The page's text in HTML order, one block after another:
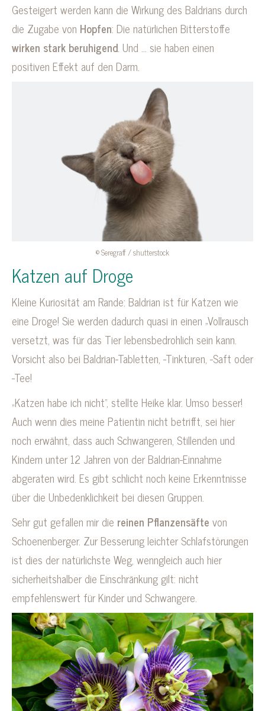
Gesteigert werden kann die Wirkung des Baldrians durch
die Zugabe von Hopfen: Die natürlichen Bitterstoffe
wirken stark beruhigend. Und … sie haben einen
positiven Effekt auf den Darm.
© Seregraff / shutterstock
Katzen auf Droge
Kleine Kuriosität am Rande: Baldrian ist für Katzen wie
eine Droge! Sie werden dadurch quasi in einen „Vollrausch
versetzt, was für das Tier lebensbedrohlich sein kann.
Vorsicht also bei Baldrian-Tabletten, -Tinkturen, -Saft oder
-Tee!
„Katzen habe ich nicht“, stellte Heike klar. Umso besser!
Auch wenn dies meine Patientin nicht betrifft, sei hier
noch erwähnt, dass auch Schwangeren, Stillenden und
Kindern unter 12 Jahren von der Baldrian-Einnahme
abgeraten wird. Es gibt schlicht noch keine Erkenntnisse
über die Unbedenklichkeit bei diesen Gruppen.
Sehr gut gefallen mir die reinen Pflanzensäfte von
Schoenenberger. Zur Besserung leichter Schlafstörungen
ist dies der natürlichste Weg, wenngleich auch hier
sicherheitshalber die Einschränkung gilt: nicht
empfehlenswert für Kinder und Schwangere.